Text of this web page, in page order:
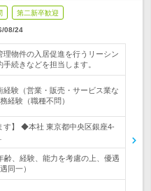
第二新卒歓迎
08/24
物件の入居促進を行うリーシン
続きなどを担当します。
験（営業・販売・サービス業な
経験（職種不問）
す】 ◆本社 東京都中央区銀座4-
、経験、能力を考慮の上、優遇
同一）